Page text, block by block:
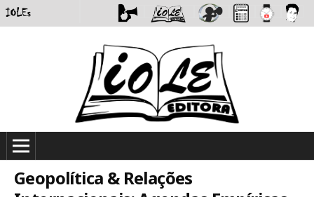
Geopolítica & Relações